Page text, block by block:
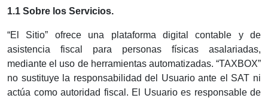
1.1 Sobre los Servicios.
“El Sitio” ofrece una plataforma digital contable y de
asistencia fiscal para personas físicas asalariadas,
mediante el uso de herramientas automatizadas. “TAXBOX”
no sustituye la responsabilidad del Usuario ante el SAT ni
actúa como autoridad fiscal. El Usuario es responsable de